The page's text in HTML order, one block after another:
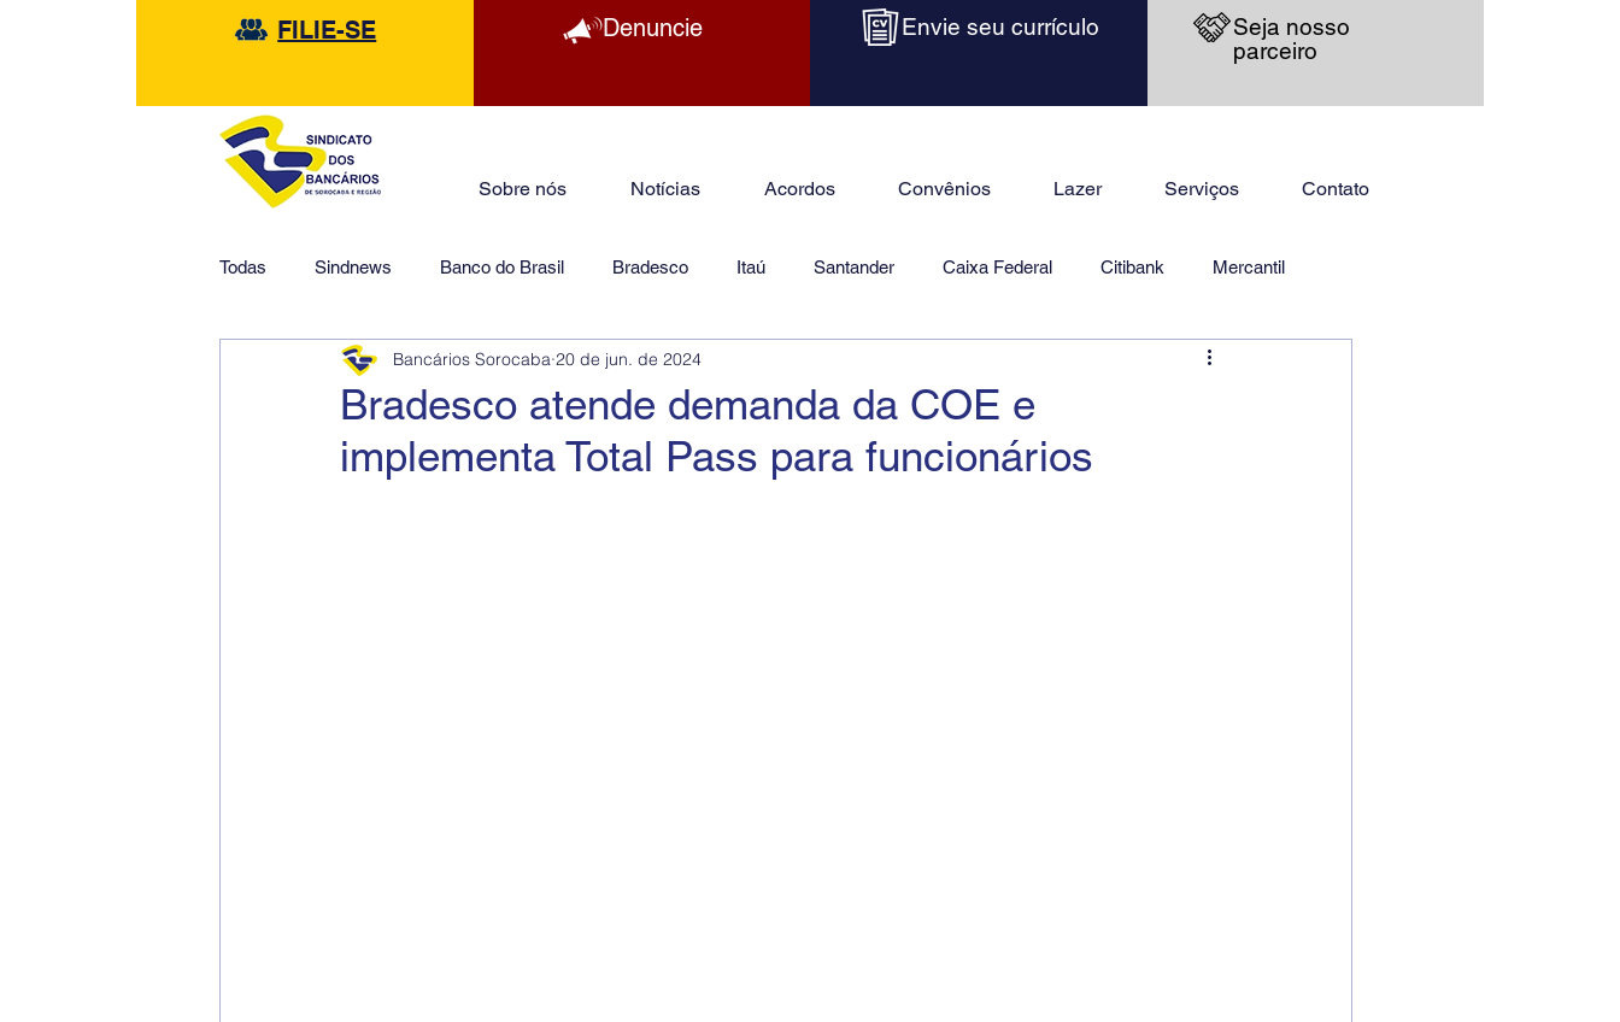
FILIE-SE Denuncie Envie seu currículo
Seja nosso
parceiro
Sobre nós Notícias Acordos Convênios Lazer Serviços Contato
Todas Sindnews Banco do Brasil Bradesco Itaú Santander Caixa Federal Citibank Mercantil
HSBC Financeiras Jurídico
Bradesco atende demanda da COE e
implementa Total Pass para funcionários
Bancários Sorocaba 20 de jun. de 2024